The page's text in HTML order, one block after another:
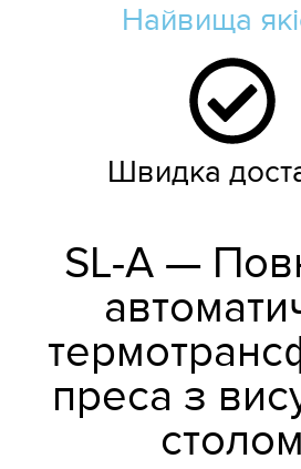
Найвища
Швидка
SL-A —
преса з
столом